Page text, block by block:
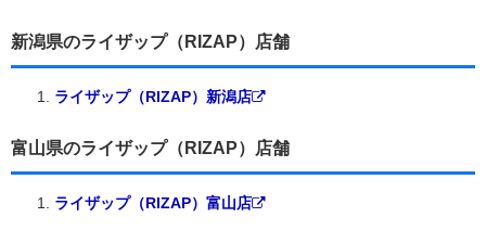
新潟県のライザップ（RIZAP）店舗
ライザップ（RIZAP）新潟店
富山県のライザップ（RIZAP）店舗
ライザップ（RIZAP）富山店